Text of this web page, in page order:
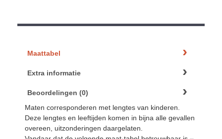
Maattabel
Extra informatie
Beoordelingen (0)
Maten corresponderen met lengtes van kinderen.
Deze lengtes en leeftijden komen in bijna alle gevallen
overeen, uitzonderingen daargelaten.